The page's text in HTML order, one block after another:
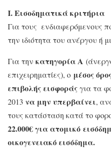
Ι. Εισοδηματικά κριτήρια
Για τους ενδιαφερόμενους
την ιδιότητα του ανέργου ή
Για την κατηγορία Α
επιχειρηματίες), ο μέσος
επιβολής εισφοράςγια τα
2013 να μην υπερβαίνει,
τους κατάσταση κατά το
22.000€ για ατομικό
οικογενειακό εισόδημα.